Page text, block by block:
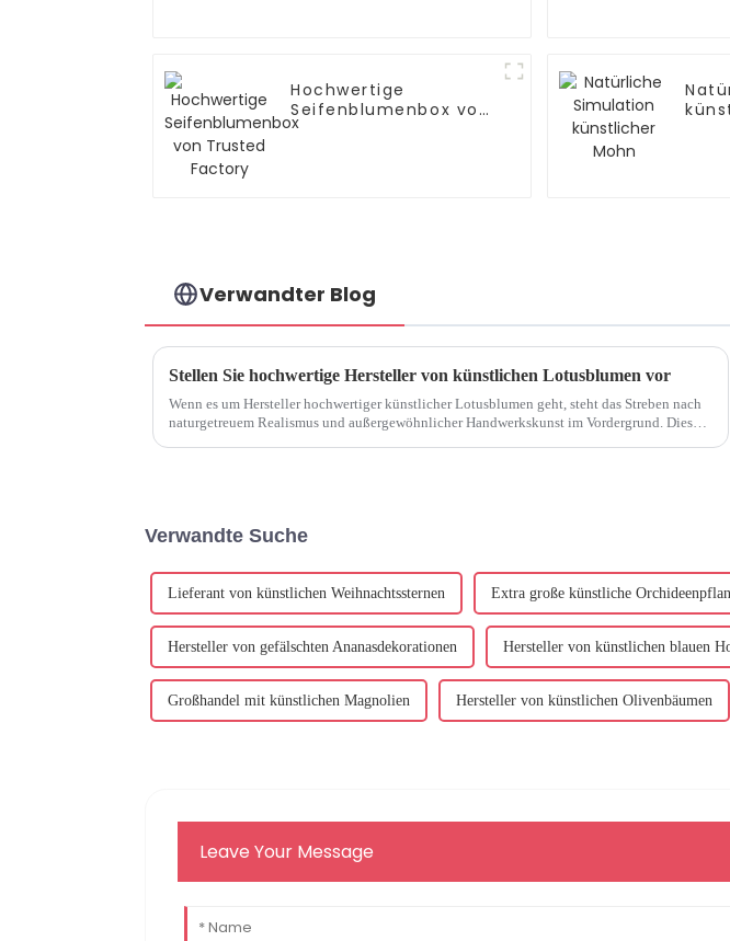
Hochwertige
Seifenblumenbox von
Trusted Factory
Verwandter Blog
Stellen Sie hochwertige Hersteller von künstlichen Lotusblumen vor
Wenn es um Hersteller hochwertiger künstlicher Lotusblumen geht, steht das Streben nach
naturgetreuem Realismus und außergewöhnlicher Handwerkskunst im Vordergrund. Diese
Verwandte Suche
Lieferant von künstlichen Weihnachtssternen Extra große künstliche
Hersteller von gefälschten Ananasdekorationen Hersteller von künstlichen blauen
Großhandel mit künstlichen Magnolien Hersteller von künstlichen Olivenbäumen
Leave Your Message